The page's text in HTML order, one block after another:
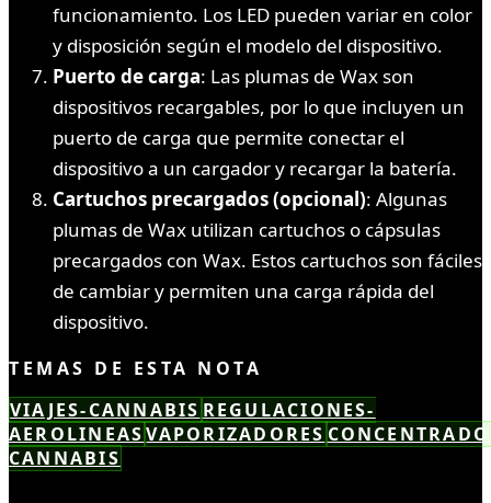
funcionamiento. Los LED pueden variar en color
y disposición según el modelo del dispositivo.
Puerto de carga: Las plumas de Wax son
dispositivos recargables, por lo que incluyen un
puerto de carga que permite conectar el
dispositivo a un cargador y recargar la batería.
Cartuchos precargados (opcional): Algunas
plumas de Wax utilizan cartuchos o cápsulas
precargados con Wax. Estos cartuchos son fáciles
de cambiar y permiten una carga rápida del
dispositivo.
TEMAS DE ESTA NOTA
VIAJES-CANNABIS REGULACIONES-
AEROLINEAS VAPORIZADORES
CANNABIS